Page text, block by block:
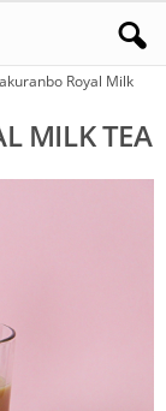
Royal Milk
MILK TEA